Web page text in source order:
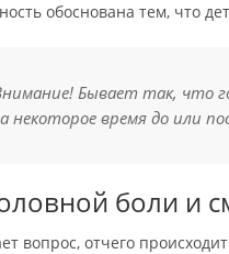
обоснована тем, что
Бывает так, что
некоторое время до или
боли и
вопрос, отчего